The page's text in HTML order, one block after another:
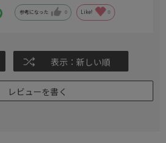
参考になった 0 Like! 0
表示：新しい順
レビューを書く